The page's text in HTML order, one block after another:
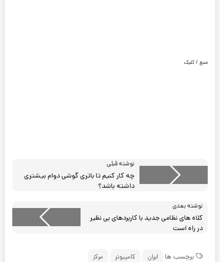
منبع / کلیک
نوشته قبلی
چه کار کنیم تا باتری گوشی دوام بیشتری
داشته باشد؟
نوشته بعدی
کلاه های نظامی جدید با کاربردهای بی نظیر
در راه است
برچسب ها ایران کامپیوتر مرکز